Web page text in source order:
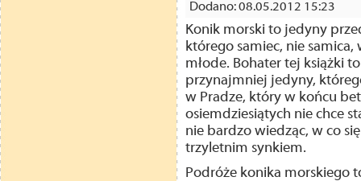
Dodano: 08.05.2012 15:23
Konik morski to jedyny
którego samiec, nie
młode. Bohater tej książki
przynajmniej jedyny,
w Pradze, który w końcu
osiemdziesiątych nie chce
nie bardzo wiedząc, w co
trzyletnim synkiem.
Podróże konika morskiego